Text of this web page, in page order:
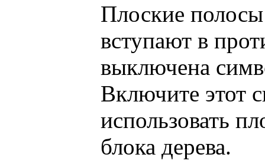
Плоские
вступают в
выключена
Включите этот
использовать
блока дерева.